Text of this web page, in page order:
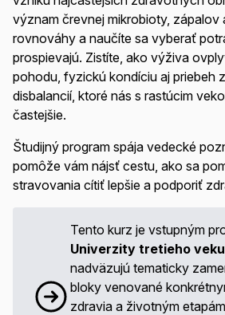
význam črevnej mikrobioty, zápalov
rovnováhy a naučíte sa vyberať
prospievajú. Zistíte, ako výživa
pohodu, fyzickú kondíciu aj priebeh
disbalancií, ktoré nás s rastúcim
častejšie.
Študijný program spája vedecké
pomôže vám nájsť cestu, ako sa
stravovania cítiť lepšie a podporiť
Tento kurz je vstupným
Univerzity tretieho
nadväzujú tematicky
bloky venované
zdravia a životným